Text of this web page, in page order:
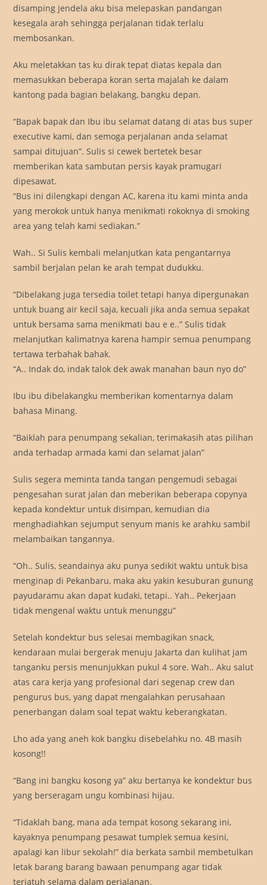
disamping jendela aku bisa melepaskan pandangan
kesegala arah sehingga perjalanan tidak terlalu
membosankan.
Aku meletakkan tas ku dirak tepat diatas kepala dan
memasukkan beberapa koran serta majalah ke dalam
kantong pada bagian belakang, bangku depan.
“Bapak bapak dan Ibu ibu selamat datang di atas bus super
executive kami, dan semoga perjalanan anda selamat
sampai ditujuan”. Sulis si cewek bertetek besar
memberikan kata sambutan persis kayak pramugari
dipesawat.
“Bus ini dilengkapi dengan AC, karena itu kami minta anda
yang merokok untuk hanya menikmati rokoknya di smoking
area yang telah kami sediakan.”
Wah.. Si Sulis kembali melanjutkan kata pengantarnya
sambil berjalan pelan ke arah tempat dudukku.
“Dibelakang juga tersedia toilet tetapi hanya dipergunakan
untuk buang air kecil saja, kecuali jika anda semua sepakat
untuk bersama sama menikmati bau e e..” Sulis tidak
melanjutkan kalimatnya karena hampir semua penumpang
tertawa terbahak bahak.
“A.. Indak do, indak talok dek awak manahan baun nyo do”
Ibu ibu dibelakangku memberikan komentarnya dalam
bahasa Minang.
“Baiklah para penumpang sekalian, terimakasih atas pilihan
anda terhadap armada kami dan selamat jalan”
Sulis segera meminta tanda tangan pengemudi sebagai
pengesahan surat jalan dan meberikan beberapa copynya
kepada kondektur untuk disimpan, kemudian dia
menghadiahkan sejumput senyum manis ke arahku sambil
melambaikan tangannya.
“Oh.. Sulis, seandainya aku punya sedikit waktu untuk bisa
menginap di Pekanbaru, maka aku yakin kesuburan gunung
payudaramu akan dapat kudaki, tetapi.. Yah.. Pekerjaan
tidak mengenal waktu untuk menunggu”
Setelah kondektur bus selesai membagikan snack,
kendaraan mulai bergerak menuju Jakarta dan kulihat jam
tanganku persis menunjukkan pukul 4 sore. Wah.. Aku salut
atas cara kerja yang profesional dari segenap crew dan
pengurus bus, yang dapat mengalahkan perusahaan
penerbangan dalam soal tepat waktu keberangkatan.
Lho ada yang aneh kok bangku disebelahku no. 4B masih
kosong!!
“Bang ini bangku kosong ya” aku bertanya ke kondektur bus
yang berseragam ungu kombinasi hijau.
“Tidaklah bang, mana ada tempat kosong sekarang ini,
kayaknya penumpang pesawat tumplek semua kesini,
apalagi kan libur sekolah!” dia berkata sambil membetulkan
letak barang barang bawaan penumpang agar tidak
terjatuh selama dalam perjalanan.